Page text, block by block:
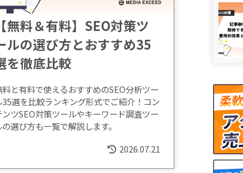
【無料＆有料】SEO対策ツ
ルの選び方とおすすめ35
を徹底比較
料と有料で使えるおすすめのSEO分析ツー
35選を比較ランキング形式でご紹介！コン
ンツSEO対策ツールやキーワード調査ツー
の選び方も一覧で解説します。
2026.07.21